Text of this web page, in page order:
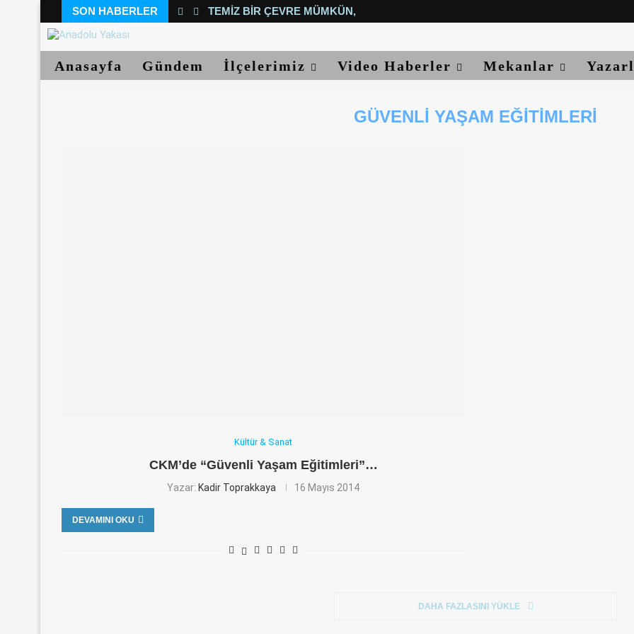
SON HABERLER TEMIZ BIR ÇEVRE MÜMKÜN, YETER...
Anasayfa Gündem İlçelerimiz Video Haberler Mekanlar
GÜVENLI YAŞAM EĞITIMLERI
Kültür & Sanat
CKM’de “Güvenli Yaşam Eğitimleri”…
Yazar: Kadir Toprakkaya 16 Mayıs 2014
DEVAMINI OKU
DAHA FAZLASINI YÜKLE